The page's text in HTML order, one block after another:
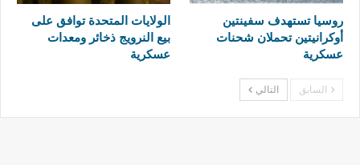
روسيا تستهدف سفينتين
أوكرانيتين تحملان شحنات
عسكرية
الولايات المتحدة توافق على
بيع النرويج ذخائر ومعدات
عسكرية
السابق التالي